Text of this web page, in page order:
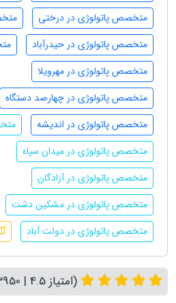
متخصص پاتولوژی در درختی
متخصص پاتولوژی در حیدرآباد
متخصص پاتولوژی در مهرویلا
متخصص پاتولوژی در چهارصد دستگاه
متخصص پاتولوژی در اندیشه
متخصص پاتولوژی در میدان سپاه
متخصص پاتولوژی در آزادگان
متخصص پاتولوژی در مشکین دشت
متخصص پاتولوژی در دولت آباد
(امتیاز 4.5 | 3950 رای)